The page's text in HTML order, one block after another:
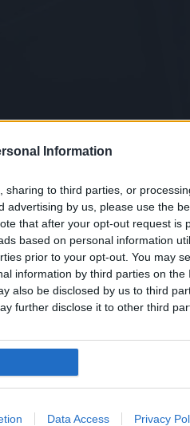
Information
sharing to third parties, or
advertising by us, please use the
that after your opt-out request is
based on personal information
prior to your opt-out. You may
information by third parties on the
also be disclosed by us to third
further disclose it to other third
Data Access Privacy